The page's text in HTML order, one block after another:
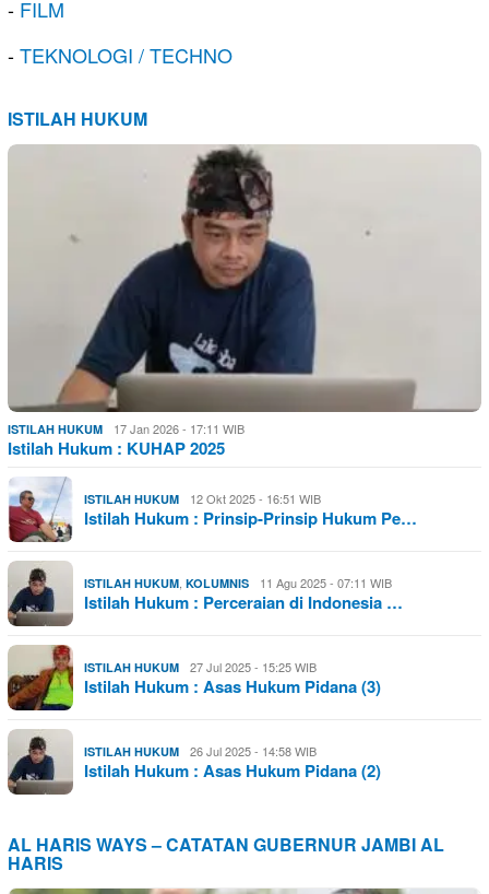
- FILM
-TEKNOLOGI / TECHNO
ISTILAH HUKUM
ISTILAH HUKUM 17 Jan 2026 - 17:11 WIB
Istilah Hukum : KUHAP 2025
ISTILAH HUKUM 12 Okt 2025 - 16:51 WIB
Istilah Hukum : Prinsip-Prinsip Hukum Pe…
ISTILAH HUKUM, KOLUMNIS 11 Agu 2025 - 07:11 WIB
Istilah Hukum : Perceraian di Indonesia …
ISTILAH HUKUM 27 Jul 2025 - 15:25 WIB
Istilah Hukum : Asas Hukum Pidana (3)
ISTILAH HUKUM 26 Jul 2025 - 14:58 WIB
Istilah Hukum : Asas Hukum Pidana (2)
AL HARIS WAYS – CATATAN GUBERNUR JAMBI AL
HARIS